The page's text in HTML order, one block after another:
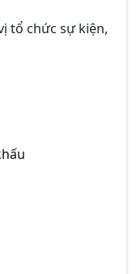
tổ chức sự kiện,